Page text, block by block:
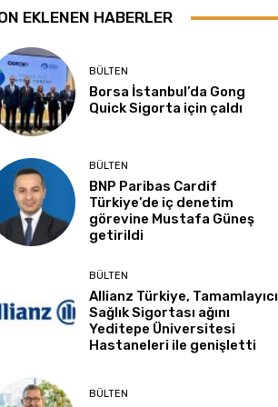
EKLENEN HABERLER
BÜLTEN
Borsa İstanbul’da Gong
Quick Sigorta için çaldı
BÜLTEN
BNP Paribas Cardif
Türkiye’de iç denetim
görevine Mustafa Güneş
getirildi
BÜLTEN
Allianz Türkiye, Tamamlayıcı
Sağlık Sigortası ağını
Yeditepe Üniversitesi
Hastaneleri ile genişletti
BÜLTEN